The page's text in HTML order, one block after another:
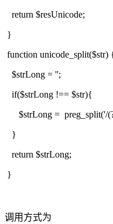
return $resUnicode;
}
function unicode_split($str)
$strLong = '';
if($strLong !== $str){
$strLong = preg_split('/
}
return $strLong;
}
调用方式为